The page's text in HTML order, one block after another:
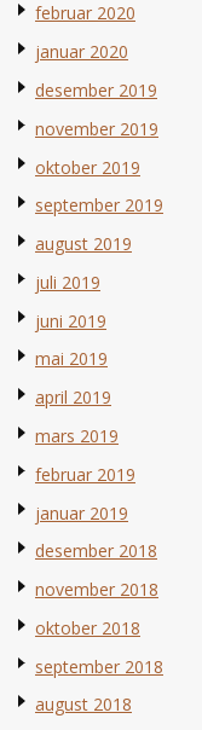
februar 2020
januar 2020
desember 2019
november 2019
oktober 2019
september 2019
august 2019
juli 2019
juni 2019
mai 2019
april 2019
mars 2019
februar 2019
januar 2019
desember 2018
november 2018
oktober 2018
september 2018
august 2018